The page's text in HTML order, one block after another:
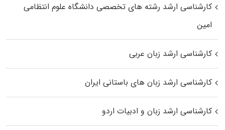
کارشناسی ارشد رﺷﺘﻪ ﻫﺎی تخصصی داﻧﺸﮕﺎه ﻋﻠﻮم انتظامی
اﻣﻴﻦ
کارشناسی ارشد زبان عربی
کارشناسی ارشد زبان‌ های باستانی ایران
کارشناسی ارشد زبان و ادبیات اردو